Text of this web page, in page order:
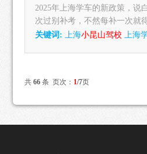
2025年上海学车的新政策，说
次过别补考，不然每补一次就得
关键词: 上海小昆山驾校 上海
共 66条 页次： 1/7页